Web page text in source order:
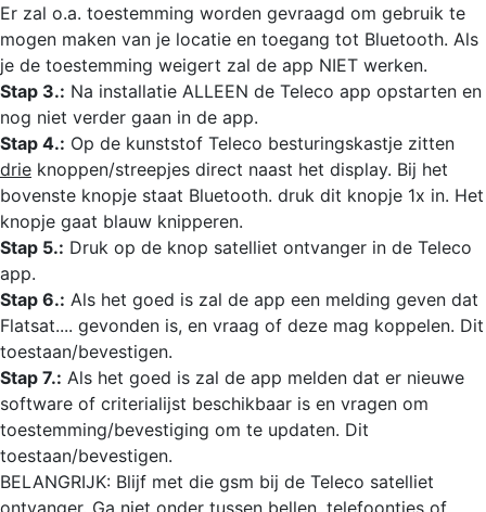
Er zal o.a. toestemming worden gevraagd om gebruik te
mogen maken van je locatie en toegang tot Bluetooth. Als
je de toestemming weigert zal de app NIET werken.
Stap 3.: Na installatie ALLEEN de Teleco app opstarten en
nog niet verder gaan in de app.
Stap 4.: Op de kunststof Teleco besturingskastje zitten
drie knoppen/streepjes direct naast het display. Bij het
bovenste knopje staat Bluetooth. druk dit knopje 1x in. Het
knopje gaat blauw knipperen.
Stap 5.: Druk op de knop satelliet ontvanger in de Teleco
app.
Stap 6.: Als het goed is zal de app een melding geven dat
Flatsat.... gevonden is, en vraag of deze mag koppelen. Dit
toestaan/bevestigen.
Stap 7.: Als het goed is zal de app melden dat er nieuwe
software of criterialijst beschikbaar is en vragen om
toestemming/bevestiging om te updaten. Dit
toestaan/bevestigen.
BELANGRIJK: Blijf met die gsm bij de Teleco satelliet